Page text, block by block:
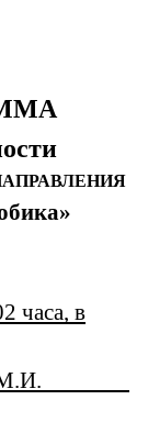
часа, в
М.И.